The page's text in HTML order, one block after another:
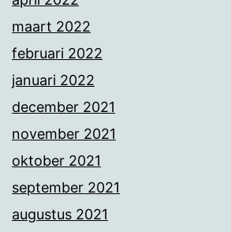
maart 2022
februari 2022
januari 2022
december 2021
november 2021
oktober 2021
september 2021
augustus 2021